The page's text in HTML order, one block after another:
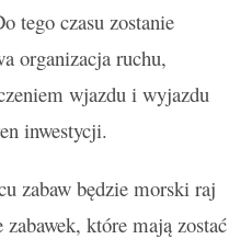
tego czasu zostanie
organizacja ruchu,
wjazdu i wyjazdu
inwestycji.
zabaw będzie morski raj
które mają zostać